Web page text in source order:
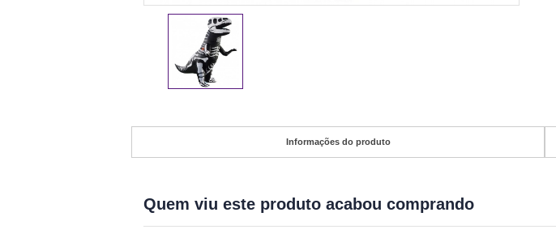
Informações do produto
Quem viu este produto acabou comprando